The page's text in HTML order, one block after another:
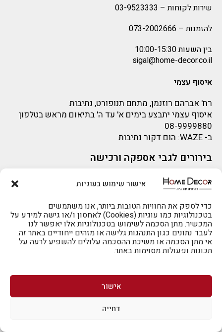
אישור שימוש בעוגיות
כדי לספק את החוויות הטובות ביותר, אנו משתמשים
בטכנולוגיות כמו עוגיות (Cookies) לאחסון ו/או גישה למידע על
המכשיר. מתן הסכמה לשימוש בטכנולוגיות אלו יאפשר לנו
לעבד נתונים כגון התנהגות גלישה או מזהים ייחודיים באתר זה.
אי מתן הסכמה או משיכת ההסכמה עלולים להשפיע לרעה על
תכונות ופעולות מסוימות באתר.
אישור
דחייה
להזמנות 073-2002666
שירות לקוחות – 03-9523333
להזמנות – 073-2002666
בין השעות 10:00-15:30
sigal@home-decor.co.il
איסוף עצמי
רח' אברהם רוזנמן, מתחם תנופורט, נתיבות
איסוף עצמי יתבצע בימים א' עד ה' בתיאום מראש בטלפון
08-9999880
ב- WAZE: הום דקור נתיבות
בירורים לגבי אספקה ורכישה
בירור לגבי אספקה -ניתן לפנות למייל:
sigal@home-decor.co.il
פניות לפני רכישה – ניתן לפנות למייל: omer@home-
decor.co.il
לרכישה טלפונית: 073-2002666